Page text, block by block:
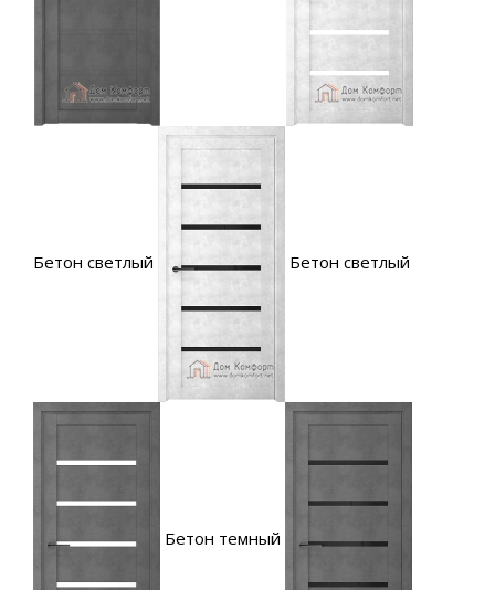
Бетон светлый Бетон светлый
Бетон темный